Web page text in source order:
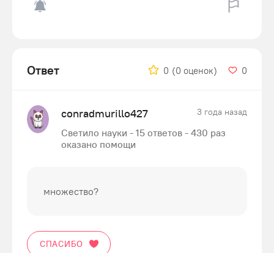
Ответ 0 (0 оценок) 0
conradmurillo427 3 года назад
Светило науки - 15 ответов - 430 раз
оказано помощи
множество?
СПАСИБО